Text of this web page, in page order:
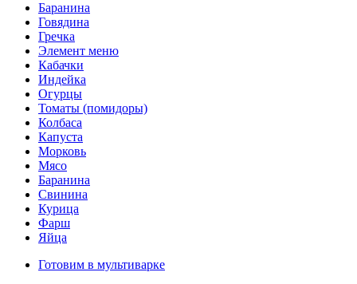
Баранина
Говядина
Гречка
Элемент меню
Кабачки
Индейка
Огурцы
Томаты (помидоры)
Колбаса
Капуста
Морковь
Мясо
Баранина
Свинина
Курица
Фарш
Яйца
Готовим в мультиварке